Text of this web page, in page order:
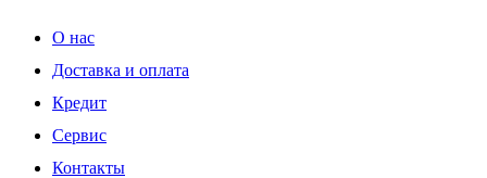
О нас
Доставка и оплата
Кредит
Сервис
Контакты